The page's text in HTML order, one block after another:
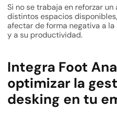
Si no se trabaja en reforzar
distintos espacios
afectar de forma negativa a
y a su productividad.
Integra Foot
optimizar la
desking en tu